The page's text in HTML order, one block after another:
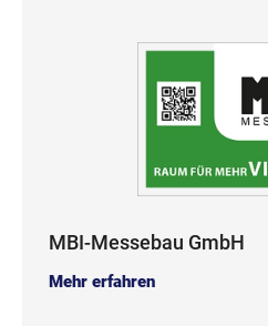
MBI-Messebau GmbH
Mehr erfahren